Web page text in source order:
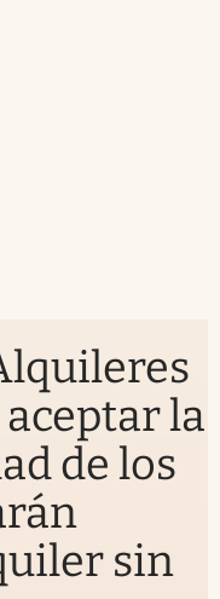
la
de los
sin